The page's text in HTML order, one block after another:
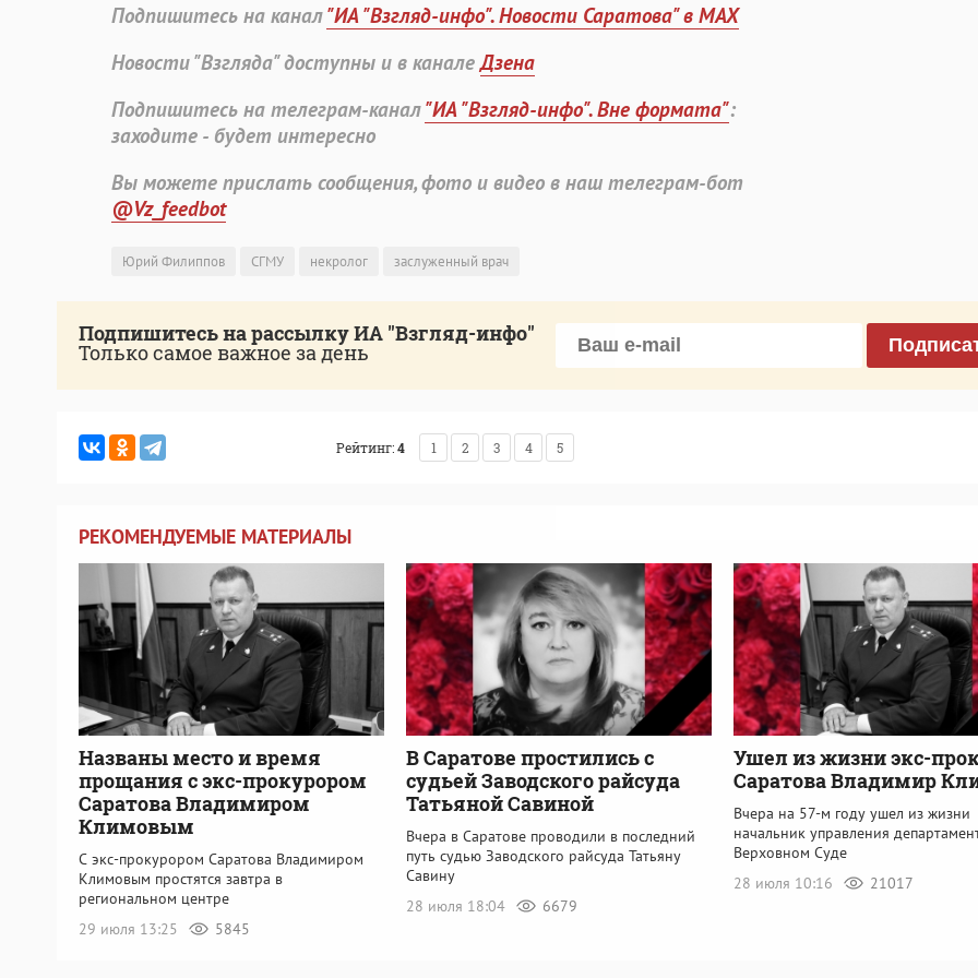
Подпишитесь на канал"ИА "Взгляд-инфо". Новости Саратова" в MAX
Новости "Взгляда" доступны и в каналеДзена
Подпишитесь на телеграм-канал"ИА "Взгляд-инфо". Вне формата":
заходите - будет интересно
Вы можете прислать сообщения, фото и видео в наш телеграм-бот
@Vz_feedbot
Юрий Филиппов СГМУ некролог заслуженный врач
Подпишитесь на рассылку ИА "Взгляд-инфо"
Только самое важное за день
Рейтинг:4 1 2 3 4 5
РЕКОМЕНДУЕМЫЕ МАТЕРИАЛЫ
Названы место и время
прощания с экс-прокурором
Саратова Владимиром
Климовым
С экс-прокурором Саратова Владимиром
Климовым простятся завтра в
региональном центре
29 июля 13:25
5845
В Саратове простились с
судьей Заводского райсуда
Татьяной Савиной
Вчера в Саратове проводили в последний
путь судью Заводского райсуда Татьяну
Савину
28 июля 18:04
6679
Ушел из жизни экс-
Саратова Владимир
Вчера на 57-м году ушел из жизни
начальник управления
Верховном Суде
28 июля 10:16
21017